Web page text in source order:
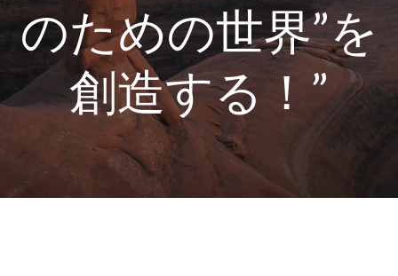
のための世界”を
創造する！”